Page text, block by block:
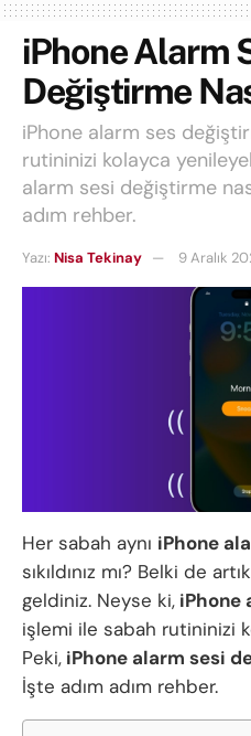
iPhone Alarm
Değiştirme
iPhone alarm ses
rutininizi kolayca
alarm sesi değiştirme
adım rehber.
Yazı: Nisa Tekinay 9 Aralık
Her sabah aynı iPhone
sıkıldınız mı? Belki de
geldiniz. Neyse ki, iPhone
işlemi ile sabah rutininizi
Peki, iPhone alarm sesi
İşte adım adım rehber.